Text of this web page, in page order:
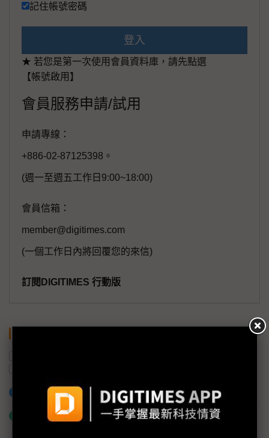
記住帳號密碼
登入
★ 若您是第一次使用會員資料庫，請先點選
【帳號啟用】
會員服務申請/試用
申請專線：
+886-02-87125398。
(週一至週五工作日9:00~18:00)
會員信箱：
member@digitimes.com
(一個工作日內將回覆您的來信)
訂閱DIGITIMES 行動版
加入已選取到「關鍵字追蹤」
什麼是「關鍵字追蹤」